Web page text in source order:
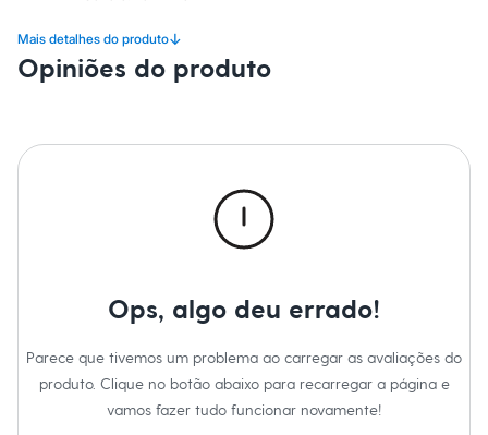
Blusas
Calçados
Leggings
Shorts e Bermudas
Calcinhas
Cintas e Modeladores
Saídas de praia
Personagens
Blusas e Camisetas
Calças
Casacos e Jaquetas
Mais detalhes do produto↓
Opiniões do produto
Ops, algo deu errado!
Parece que tivemos um problema ao carregar as avaliações do
produto. Clique no botão abaixo para recarregar a página e
vamos fazer tudo funcionar novamente!